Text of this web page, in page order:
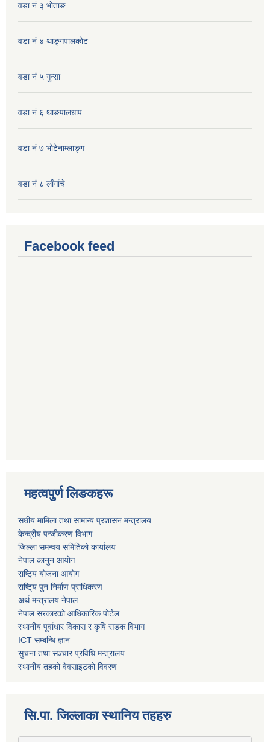
वडा नं ३ भाेताङ
वडा नं ४ थाङ्गपालकाेट
वडा नं ५ गुन्सा
वडा नं ६ थाङपालधाप
वडा नं ७ भाेटेनाम्लाङ्ग
वडा नं ८ लाँर्गाचे
Facebook feed
महत्वपुर्ण लिङकहरू
स‌घीय मामिला तथा सामान्य प्रशासन मन्त्रालय
केन्द्रीय पन्जीकरण विभाग
जिल्ला समन्वय समितिको कार्यालय
नेपाल कानुन आयोग
राष्टि्य योजना आयोग
राष्टि्य पुन निर्माण प्राधिकरण
अर्थ मन्त्रालय नेपाल
नेपाल सरकारको आधिकारिक पोर्टल
स्थानीय पूर्वाधार विकास र कृषि सडक विभाग
ICT सम्बन्धि ज्ञान
सुचना तथा सञ्चार प्रविधि मन्त्रालय
स्थानीय तहको वेवसाइटको विवरण
सि.पा. जिल्लाका स्थानिय तहहरु